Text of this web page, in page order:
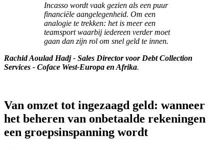
Incasso wordt vaak gezien als een puur
financiële aangelegenheid. Om een
analogie te trekken: het is meer een
teamsport waarbij iedereen verder moet
gaan dan zijn rol om snel geld te innen.
Rachid Aoulad Hadj - Sales Director voor Debt Collection
Services - Coface West-Europa en Afrika.
Van omzet tot ingezaagd geld: wanneer
het beheren van onbetaalde rekeningen
een groepsinspanning wordt